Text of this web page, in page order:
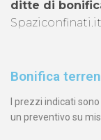
ditte di
Bonifica
I prezzi indicati
un preventivo su